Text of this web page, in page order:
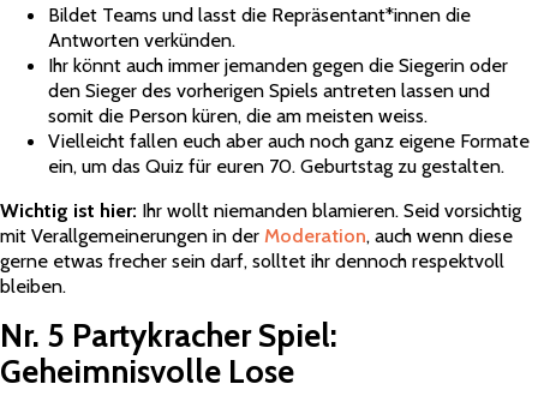
Bildet Teams und lasst die Repräsentant*innen die
Antworten verkünden.
Ihr könnt auch immer jemanden gegen die Siegerin oder
den Sieger des vorherigen Spiels antreten lassen und
somit die Person küren, die am meisten weiss.
Vielleicht fallen euch aber auch noch ganz eigene Formate
ein, um das Quiz für euren 70. Geburtstag zu gestalten.
Wichtig ist hier: Ihr wollt niemanden blamieren. Seid vorsichtig
mit Verallgemeinerungen in der Moderation, auch wenn diese
gerne etwas frecher sein darf, solltet ihr dennoch respektvoll
bleiben.
Nr. 5 Partykracher Spiel:
Geheimnisvolle Lose